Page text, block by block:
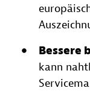
Bessere
kann